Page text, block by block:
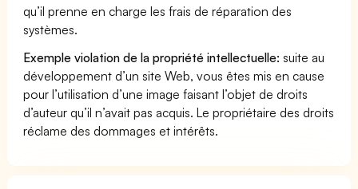
qu’il prenne en charge les frais de réparation des
systèmes.
Exemple violation de la propriété intellectuelle: suite au
développement d’un site Web, vous êtes mis en cause
pour l’utilisation d’une image faisant l’objet de droits
d’auteur qu’il n’avait pas acquis. Le propriétaire des droits
réclame des dommages et intérêts.